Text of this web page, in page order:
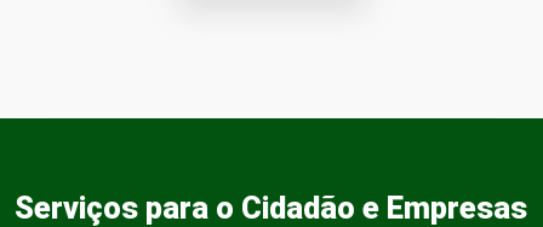
Serviços para o Cidadão e Empresas